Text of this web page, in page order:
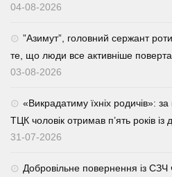
04-08-2026
⁨”Азимут”, головний сержант
те, що люди все активніше
03-08-2026
«Викрадатиму їхніх родичів»: за
ТЦК чоловік отримав п’ять років
31-07-2026
Добровільне повернення із